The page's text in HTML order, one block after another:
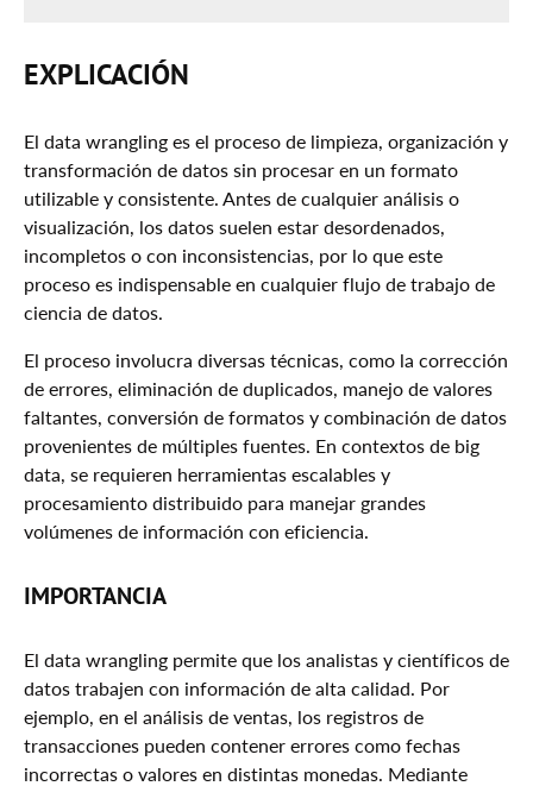
Importancia
Casos de Uso
Ejemplo Práctico: Limpieza & Combinación De
Datos
Problemas Comunes
Mejores Prácticas
EXPLICACIÓN
El data wrangling es el proceso de limpieza, organización y
transformación de datos sin procesar en un formato
utilizable y consistente. Antes de cualquier análisis o
visualización, los datos suelen estar desordenados,
incompletos o con inconsistencias, por lo que este
proceso es indispensable en cualquier flujo de trabajo de
ciencia de datos.
El proceso involucra diversas técnicas, como la corrección
de errores, eliminación de duplicados, manejo de valores
faltantes, conversión de formatos y combinación de datos
provenientes de múltiples fuentes. En contextos de big
data, se requieren herramientas escalables y
procesamiento distribuido para manejar grandes
volúmenes de información con eficiencia.
IMPORTANCIA
El data wrangling permite que los analistas y científicos de
datos trabajen con información de alta calidad. Por
ejemplo, en el análisis de ventas, los registros de
transacciones pueden contener errores como fechas
incorrectas o valores en distintas monedas. Mediante